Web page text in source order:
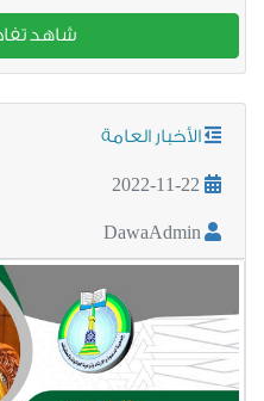
شاهد
الأخبار العامة